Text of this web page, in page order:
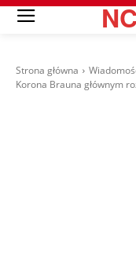
Strona główna
Korona Brauna głównym